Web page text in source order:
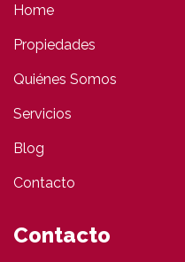
Home
Propiedades
Quiénes Somos
Servicios
Blog
Contacto
Contacto